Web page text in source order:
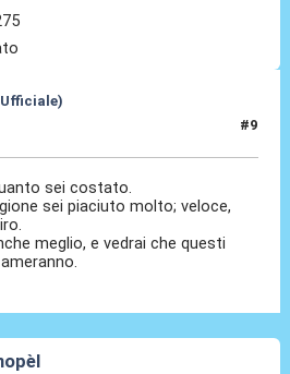
#9
sei costato.
sei piaciuto molto; veloce,
meglio, e vedrai che questi